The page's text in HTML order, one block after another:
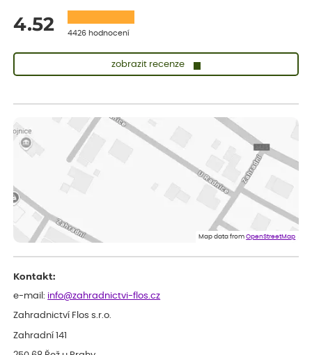
4.52 4426 hodnocení
zobrazit recenze
Vše přišlo velice rychle krásně zabalené. Rostlinky po přesazení
velice dobře prospívají
Jarda
ověřený nákup
Dobrý den, byli jsme spokojeni
Eshop, objednání bylo v pořádku, žádný problém. Jen jsem byla
smutná z dodávky jedné kytky, která nebyla v nejlepší kondici a i
Map data fromOpenStreetMap
Kontakt:
e-mail: info@zahradnictvi-flos.cz
Zahradnictví Flos s.r.o.
Zahradní 141